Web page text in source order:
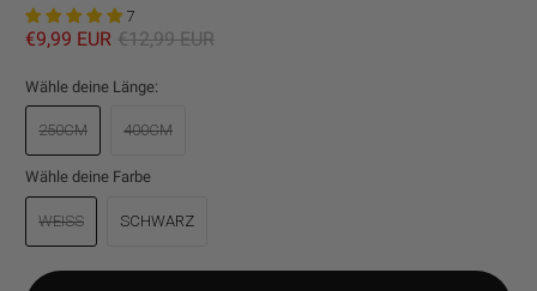
7
€9,99 EUR €12,99 EUR
Wähle deine Länge:
250CM 400CM
Wähle deine Farbe
WEISS SCHWARZ